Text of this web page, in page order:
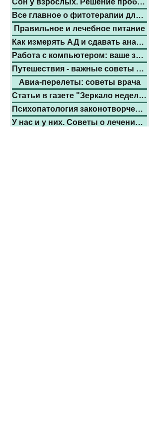
Сон у взрослых. Решение проблем
Все главное о фитотерапии для Вас
Правильное и лечебное питание
Как измерять АД и сдавать анализы
Работа с компьютером: ваше здоровье
Путешествия - важные советы врача
Авиа-перелеты: советы врача
Статьи в газете "Зеркало недели"
Психопатология законотворчества
У нас и у них. Советы о лечении за